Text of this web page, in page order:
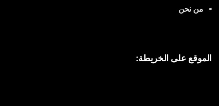
من نحن
الموقع على الخريطة: